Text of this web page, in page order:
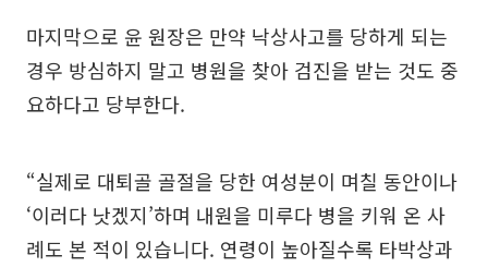
마지막으로 윤 원장은 만약 낙상사고를 당하게 되는
경우 방심하지 말고 병원을 찾아 검진을 받는 것도 중
요하다고 당부한다.
“실제로 대퇴골 골절을 당한 여성분이 며칠 동안이나
‘이러다 낫겠지’하며 내원을 미루다 병을 키워 온 사
례도 본 적이 있습니다. 연령이 높아질수록 타박상과